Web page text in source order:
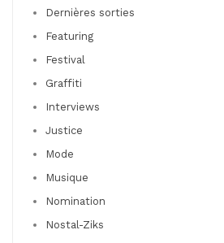
Dernières sorties
Featuring
Festival
Graffiti
Interviews
Justice
Mode
Musique
Nomination
Nostal-Ziks